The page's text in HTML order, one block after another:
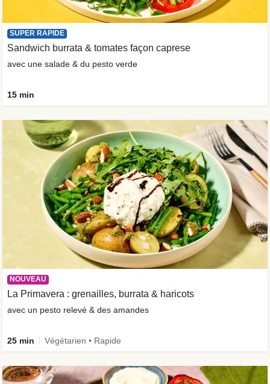
SUPER RAPIDE
Sandwich burrata & tomates façon caprese
avec une salade & du pesto verde
15 min
NOUVEAU
La Primavera : grenailles, burrata & haricots
avec un pesto relevé & des amandes
25 min Végétarien • Rapide